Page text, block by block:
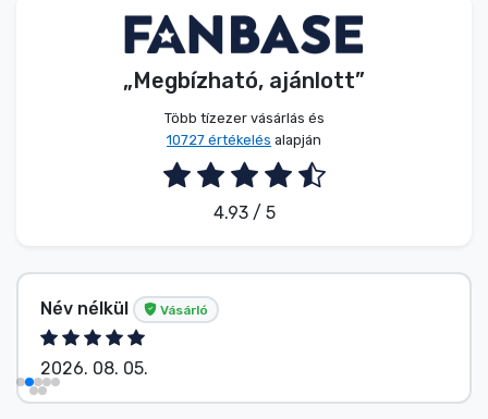
„Megbízható, ajánlott”
Több tízezer vásárlás és
10727 értékelés alapján
4.93 / 5
Név nélkül Vásárló
2026. 08. 05.